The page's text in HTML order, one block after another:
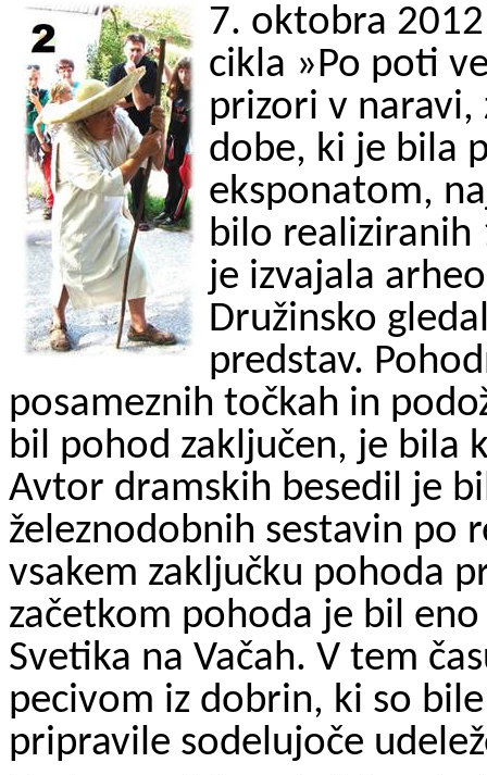
7. oktobra
cikla »Po poti
prizori v naravi,
dobe, ki je bila
eksponatom,
bilo realiziranih
je izvajala
Družinsko
predstav.
posameznih točkah in
bil pohod zaključen, je bila
Avtor dramskih besedil je
železnodobnih sestavin po
vsakem zaključku pohoda
začetkom pohoda je bil
Svetika na Vačah. V tem
pecivom iz dobrin, ki so
pripravile sodelujoče